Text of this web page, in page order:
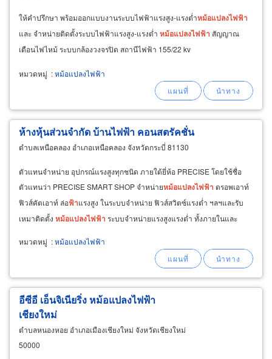
ให้คำปรึกษา พร้อมออกแบบงานระบบไฟฟ้าแรงสูง-แรงต่ำหม้อแปลงไฟฟ้า
และ จำหน่ายติดตั้งระบบไฟฟ้าแรงสูง-แรงต่ำ หม้อแปลงไฟฟ้า สัญญาณ
เตือนไฟไหม้ ระบบกล้องวงจรปิด สถานีไฟฟ้า 155/22 kv
หมวดหมู่ :หม้อแปลงไฟฟ้า
ห้างหุ้นส่วนจำกัด บ้านไฟฟ้า คอนสตรัคชั่น
ตำบลเหนือคลอง อำเภอเหนือคลอง จังหวัดกระบี่ 81130
ตัวแทนจำหน่าย อุปกรณ์แรงสูงทุกชนิด ภายใต้ยี่ห้อ PRECISE โดยใช้ชื่อ
ตัวแทนว่า PRECISE SMART SHOP จำหน่ายหม้อแปลงไฟฟ้า ดรอพเอาท์
ฟิวส์คัตเอาท์ ล่อฟ้าแรงสูง ในระบบจำหน่าย ฟิวส์สวิตซ์แรงต่ำ ฯลฯและรับ
เหมาติดตั้ง หม้อแปลงไฟฟ้า ระบบจำหน่ายแรงสูงแรงต่ำ ทั้งภายในและ
หมวดหมู่ :หม้อแปลงไฟฟ้า
อีซีอี เอ็นจิเนียริ่ง หม้อแปลงไฟฟ้า
เชียงใหม่
ตำบลหนองหอย อำเภอเมืองเชียงใหม่ จังหวัดเชียงใหม่
50000